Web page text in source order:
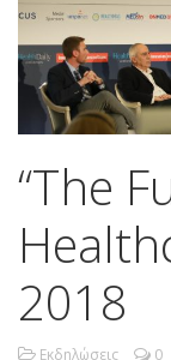
“The
2018
Εκδηλώσεις 0